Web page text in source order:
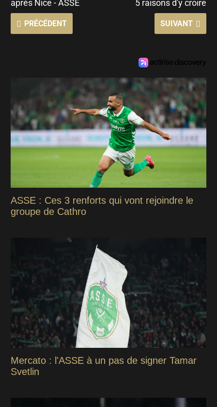
après Nice - ASSE
PRÉCÉDENT
5 raisons d'y croire
SUIVANT
ASSE : Ces 3 renforts qui vont rejoindre le
groupe de Cathro
Mercato : l'ASSE à un pas de signer Tamar
Svetlin